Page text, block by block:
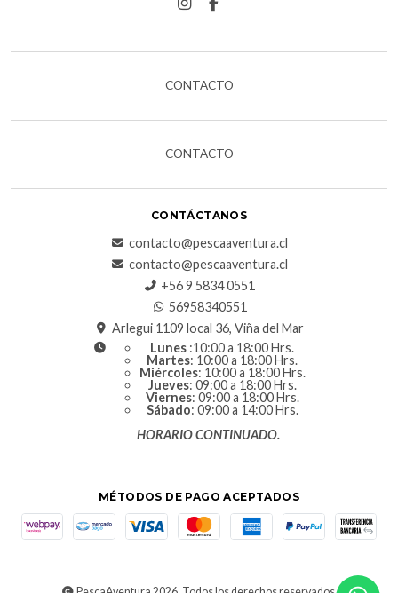
CONTACTO
CONTACTO
CONTÁCTANOS
contacto@pescaaventura.cl
contacto@pescaaventura.cl
+56 9 5834 0551
56958340551
Arlegui 1109 local 36, Viña del Mar
Lunes :10:00 a 18:00 Hrs.
Martes: 10:00 a 18:00 Hrs.
Miércoles: 10:00 a 18:00 Hrs.
Jueves: 09:00 a 18:00 Hrs.
Viernes: 09:00 a 18:00 Hrs.
Sábado: 09:00 a 14:00 Hrs.
HORARIO CONTINUADO.
MÉTODOS DE PAGO ACEPTADOS